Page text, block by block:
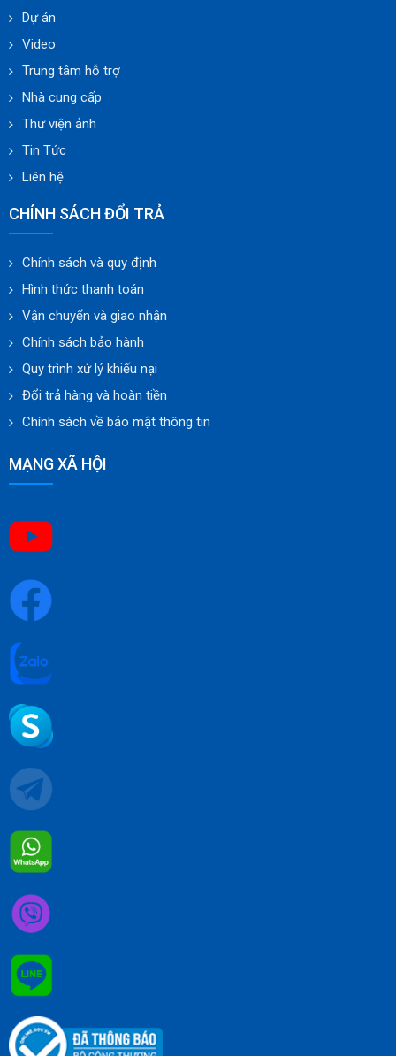
Dự án
Video
Trung tâm hỗ trợ
Nhà cung cấp
Thư viện ảnh
Tin Tức
Liên hệ
CHÍNH SÁCH ĐỔI TRẢ
Chính sách và quy định
Hình thức thanh toán
Vận chuyển và giao nhận
Chính sách bảo hành
Quy trình xử lý khiếu nại
Đổi trả hàng và hoàn tiền
Chính sách về bảo mật thông tin
MẠNG XÃ HỘI